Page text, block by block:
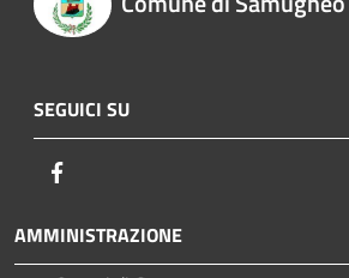
SEGUICI SU
AMMINISTRAZIONE